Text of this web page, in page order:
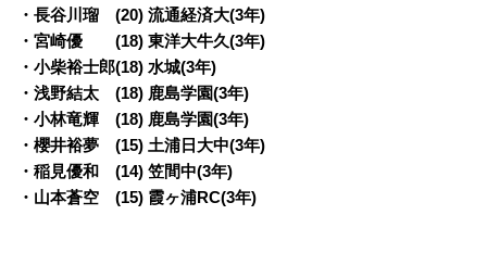
・長谷川瑠 (20) 流通経済大(3年)
・宮崎優 (18) 東洋大牛久(3年)
・小柴裕士郎(18) 水城(3年)
・浅野結太 (18) 鹿島学園(3年)
・小林竜輝 (18) 鹿島学園(3年)
・櫻井裕夢 (15) 土浦日大中(3年)
・稲見優和 (14) 笠間中(3年)
・山本蒼空 (15) 霞ヶ浦RC(3年)